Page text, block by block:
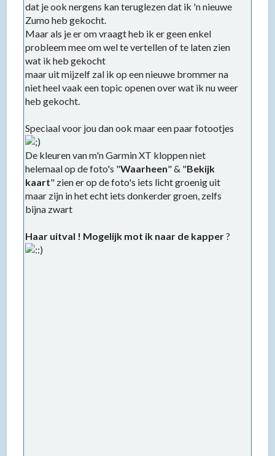
dat je ook nergens kan teruglezen dat ik 'n nieuwe
Zumo heb gekocht.
Maar als je er om vraagt heb ik er geen enkel
probleem mee om wel te vertellen of te laten zien
wat ik heb gekocht
maar uit mijzelf zal ik op een nieuwe brommer na
niet heel vaak een topic openen over wat ik nu weer
heb gekocht.
Speciaal voor jou dan ook maar een paar fotootjes
De kleuren van m'n Garmin XT kloppen niet
helemaal op de foto's "Waarheen" & "Bekijk
kaart" zien er op de foto's iets licht groenig uit
maar zijn in het echt iets donkerder groen, zelfs
bijna zwart
Haar uitval ! Mogelijk mot ik naar de kapper?